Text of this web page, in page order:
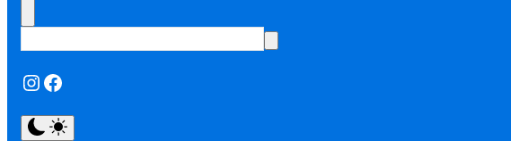
Instagram
Facebook